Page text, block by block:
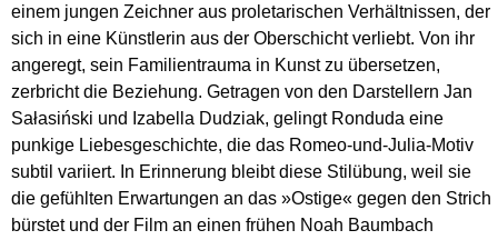
einem jungen Zeichner aus proletarischen Verhältnissen, der
sich in eine Künstlerin aus der Oberschicht verliebt. Von ihr
angeregt, sein Familientrauma in Kunst zu übersetzen,
zerbricht die Beziehung. Getragen von den Darstellern Jan
Sałasiński und Izabella Dudziak, gelingt Ronduda eine
punkige Liebesgeschichte, die das Romeo-und-Julia-Motiv
subtil variiert. In Erinnerung bleibt diese Stilübung, weil sie
die gefühlten Erwartungen an das »Ostige« gegen den Strich
bürstet und der Film an einen frühen Noah Baumbach